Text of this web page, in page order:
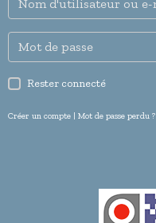
Rester connecté
Créer un compte | Mot de passe perdu ?